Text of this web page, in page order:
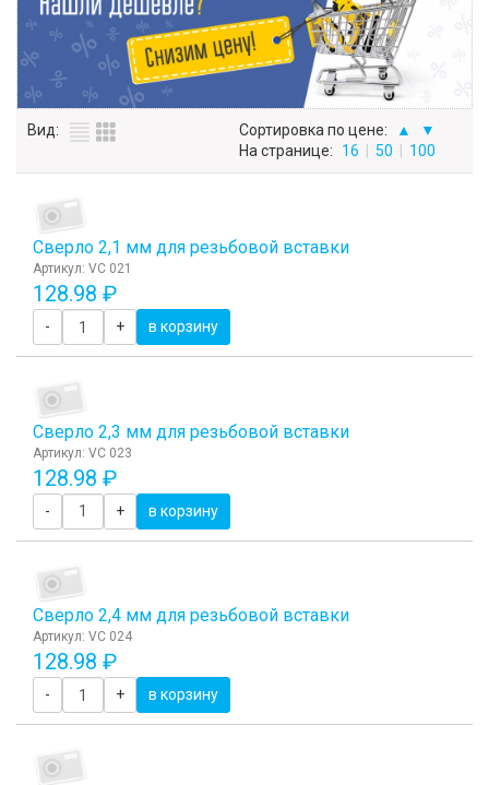
Вид: Сортировка по цене: ▲
▼
На странице:
16 50 100
Сверло 2,1 мм для резьбовой вставки
Артикул: VC 021
128.98 ₽
- + в корзину
Сверло 2,3 мм для резьбовой вставки
Артикул: VC 023
128.98 ₽
- + в корзину
Сверло 2,4 мм для резьбовой вставки
Артикул: VC 024
128.98 ₽
- + в корзину